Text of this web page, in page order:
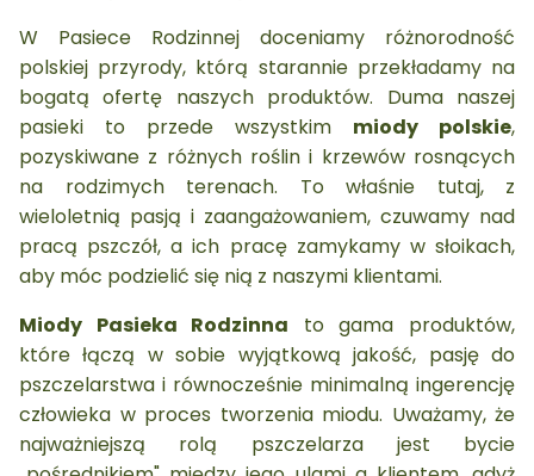
W Pasiece Rodzinnej doceniamy różnorodność
polskiej przyrody, którą starannie przekładamy na
bogatą ofertę naszych produktów. Duma naszej
pasieki to przede wszystkim miody polskie,
pozyskiwane z różnych roślin i krzewów rosnących
na rodzimych terenach. To właśnie tutaj, z
wieloletnią pasją i zaangażowaniem, czuwamy nad
pracą pszczół, a ich pracę zamykamy w słoikach,
aby móc podzielić się nią z naszymi klientami.
Miody Pasieka Rodzinna to gama produktów,
które łączą w sobie wyjątkową jakość, pasję do
pszczelarstwa i równocześnie minimalną ingerencję
człowieka w proces tworzenia miodu. Uważamy, że
najważniejszą rolą pszczelarza jest bycie